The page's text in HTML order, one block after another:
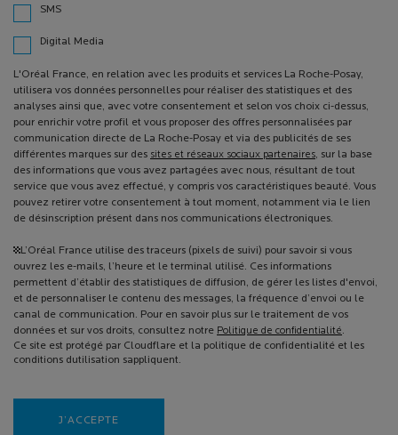
SMS
Digital Media
L'Oréal France, en relation avec les produits et services La Roche-Posay,
utilisera vos données personnelles pour réaliser des statistiques et des
analyses ainsi que, avec votre consentement et selon vos choix ci-dessus,
pour enrichir votre profil et vous proposer des offres personnalisées par
communication directe de La Roche-Posay et via des publicités de ses
différentes marques sur des sites et réseaux sociaux partenaires, sur la base
des informations que vous avez partagées avec nous, résultant de tout
service que vous avez effectué, y compris vos caractéristiques beauté. Vous
pouvez retirer votre consentement à tout moment, notamment via le lien
de désinscription présent dans nos communications électroniques.
¹L’Oréal France utilise des traceurs (pixels de suivi) pour savoir si vous
ouvrez les e-mails, l’heure et le terminal utilisé. Ces informations
permettent d’établir des statistiques de diffusion, de gérer les listes d'envoi,
et de personnaliser le contenu des messages, la fréquence d’envoi ou le
canal de communication. Pour en savoir plus sur le traitement de vos
données et sur vos droits, consultez notre Politique de confidentialité.
Ce site est protégé par Cloudflare et la politique de confidentialité et les
conditions dutilisation sappliquent.
J’ACCEPTE